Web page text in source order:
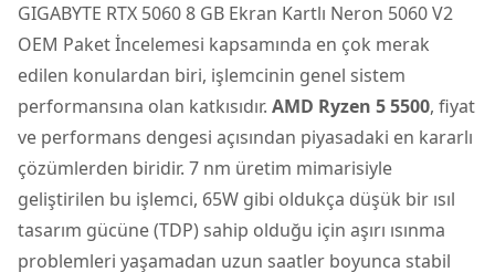
GIGABYTE RTX 5060 8 GB Ekran Kartlı Neron 5060 V2
OEM Paket İncelemesi kapsamında en çok merak
edilen konulardan biri, işlemcinin genel sistem
performansına olan katkısıdır. AMD Ryzen 5 5500, fiyat
ve performans dengesi açısından piyasadaki en kararlı
çözümlerden biridir. 7 nm üretim mimarisiyle
geliştirilen bu işlemci, 65W gibi oldukça düşük bir ısıl
tasarım gücüne (TDP) sahip olduğu için aşırı ısınma
problemleri yaşamadan uzun saatler boyunca stabil